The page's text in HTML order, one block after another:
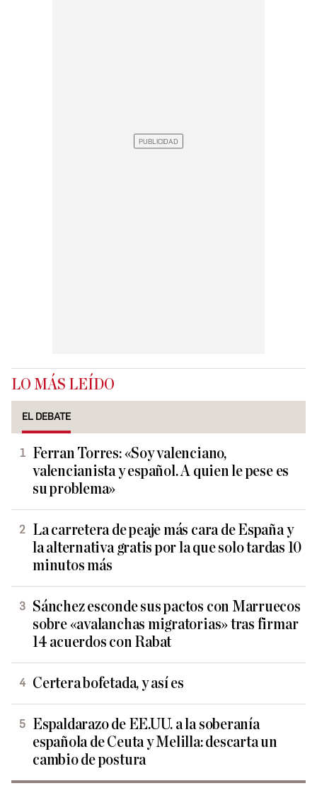
LO MÁS LEÍDO
EL DEBATE
Ferran Torres: «Soy valenciano,
valencianista y español. A quien le pese es
su problema»
La carretera de peaje más cara de España y
la alternativa gratis por la que solo tardas 10
minutos más
Sánchez esconde sus pactos con Marruecos
sobre «avalanchas migratorias» tras firmar
14 acuerdos con Rabat
Certera bofetada, y así es
Espaldarazo de EE.UU. a la soberanía
española de Ceuta y Melilla: descarta un
cambio de postura